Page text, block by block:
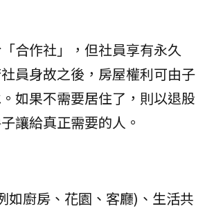
合作社」，但社員享有永久
社員身故之後，房屋權利可由子
如果不需要居住了，則以退股
讓給真正需要的人。
如廚房、花園、客廳)、生活共